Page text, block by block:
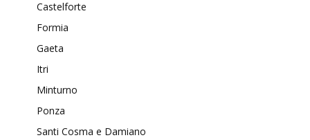
Castelforte
Formia
Gaeta
Itri
Minturno
Ponza
Santi Cosma e Damiano